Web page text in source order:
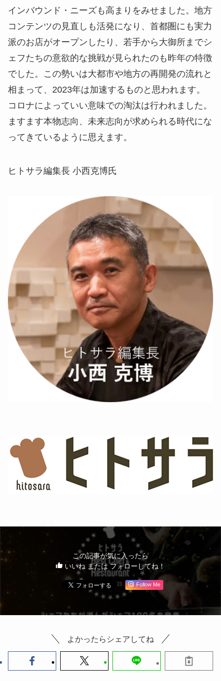
インバウンド・ニーズも高まりをみせました。地方
コンテンツの見直しも活発になり、首都圏にも実力
派のお店がオープンしたり、若手から大御所までシ
ェフたちの意欲的な挑戦が見られたのも昨年の特徴
でした。この勢いは大都市や地方の再開発の流れと
相まって、2023年は加速するものと思われます。
コロナによっていい意味での淘汰は行われました。
ますます本物志向、未来志向が求められる時代にな
ってきているように思えます。
ヒトサラ編集長 小西克博氏
この記事が気に入ったら
いいね または フォローしてね！
Follow Me
よかったらシェアしてね